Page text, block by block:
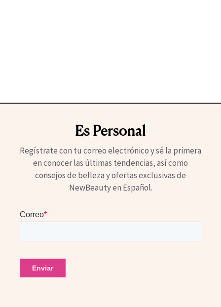
Es Personal
Regístrate con tu correo electrónico y sé la primera
en conocer las últimas tendencias, así como
consejos de belleza y ofertas exclusivas de
NewBeauty en Español.